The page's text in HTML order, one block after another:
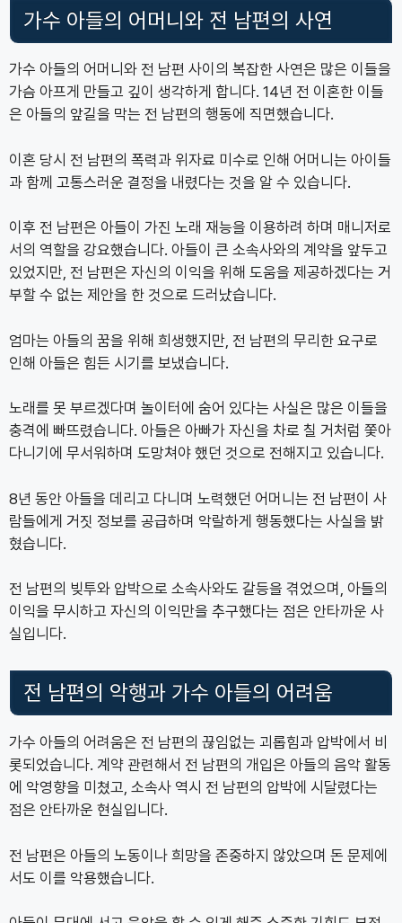
가수 아들의 어머니와 전 남편의 사연
가수 아들의 어머니와 전 남편 사이의 복잡한 사연은 많은 이들을
가슴 아프게 만들고 깊이 생각하게 합니다. 14년 전 이혼한 이들
은 아들의 앞길을 막는 전 남편의 행동에 직면했습니다.
이혼 당시 전 남편의 폭력과 위자료 미수로 인해 어머니는 아이들
과 함께 고통스러운 결정을 내렸다는 것을 알 수 있습니다.
이후 전 남편은 아들이 가진 노래 재능을 이용하려 하며 매니저로
서의 역할을 강요했습니다. 아들이 큰 소속사와의 계약을 앞두고
있었지만, 전 남편은 자신의 이익을 위해 도움을 제공하겠다는 거
부할 수 없는 제안을 한 것으로 드러났습니다.
엄마는 아들의 꿈을 위해 희생했지만, 전 남편의 무리한 요구로
인해 아들은 힘든 시기를 보냈습니다.
노래를 못 부르겠다며 놀이터에 숨어 있다는 사실은 많은 이들을
충격에 빠뜨렸습니다. 아들은 아빠가 자신을 차로 칠 거처럼 쫓아
다니기에 무서워하며 도망쳐야 했던 것으로 전해지고 있습니다.
8년 동안 아들을 데리고 다니며 노력했던 어머니는 전 남편이 사
람들에게 거짓 정보를 공급하며 악랄하게 행동했다는 사실을 밝
혔습니다.
전 남편의 빚투와 압박으로 소속사와도 갈등을 겪었으며, 아들의
이익을 무시하고 자신의 이익만을 추구했다는 점은 안타까운 사
실입니다.
전 남편의 악행과 가수 아들의 어려움
가수 아들의 어려움은 전 남편의 끊임없는 괴롭힘과 압박에서 비
롯되었습니다. 계약 관련해서 전 남편의 개입은 아들의 음악 활동
에 악영향을 미쳤고, 소속사 역시 전 남편의 압박에 시달렸다는
점은 안타까운 현실입니다.
전 남편은 아들의 노동이나 희망을 존중하지 않았으며 돈 문제에
서도 이를 악용했습니다.